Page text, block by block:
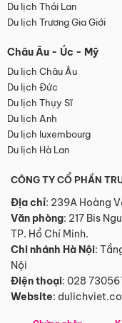
Du lịch Thái Lan
Du lịch Trương Gia Giới
Châu Âu - Úc - Mỹ
Du lịch Châu Âu
Du lịch Đức
Du lịch Thụy Sĩ
Du lịch Anh
Du lịch luxembourg
Du lịch Hà Lan
CÔNG TY CỔ PHẦN
Địa chỉ: 239A Hoàng
Văn phòng: 217 Bis
TP. Hồ Chí Minh.
Chi nhánh Hà Nội:
Nội
Điện thoại: 028
Website: